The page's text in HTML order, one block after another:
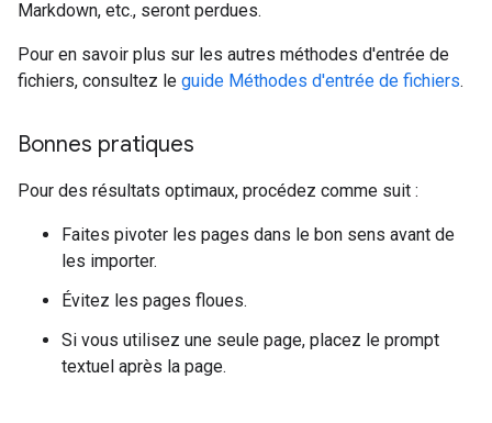
Markdown, etc., seront perdues.
Pour en savoir plus sur les autres méthodes d'entrée de
fichiers, consultez le guide Méthodes d'entrée de fichiers.
Bonnes pratiques
Pour des résultats optimaux, procédez comme suit :
Faites pivoter les pages dans le bon sens avant de
les importer.
Évitez les pages floues.
Si vous utilisez une seule page, placez le prompt
textuel après la page.